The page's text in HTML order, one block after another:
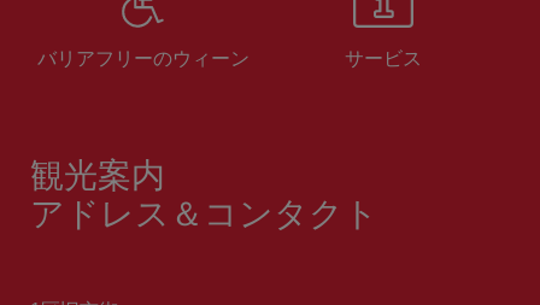
バリアフリーのウィーン サービス
観光案内
アドレス＆コンタクト